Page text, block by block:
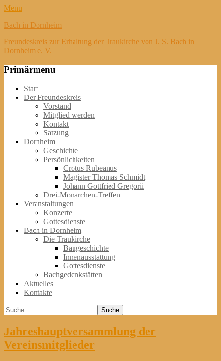
Menu
Bach in Dornheim
Freundeskreis zur Erhaltung der Traukirche von J. S. Bach in
Dornheim e. V.
Primärmenu
Weiter
zum
Start
Der Freundeskreis
Vorstand
Mitglied werden
Kontakt
Satzung
Dornheim
Geschichte
Persönlichkeiten
Crotus Rubeanus
Magister Thomas Schmidt
Johann Gottfried Gregorii
Drei-Monarchen-Treffen
Veranstaltungen
Konzerte
Gottesdienste
Bach in Dornheim
Die Traukirche
Baugeschichte
Innenausstattung
Gottesdienste
Bachgedenkstätten
Aktuelles
Kontakte
Suche
Suche
nach:
Jahreshauptversammlung der
Vereinsmitglieder